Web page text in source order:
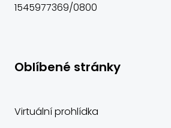
1545977369/0800
Oblíbené stránky
Virtuální prohlídka